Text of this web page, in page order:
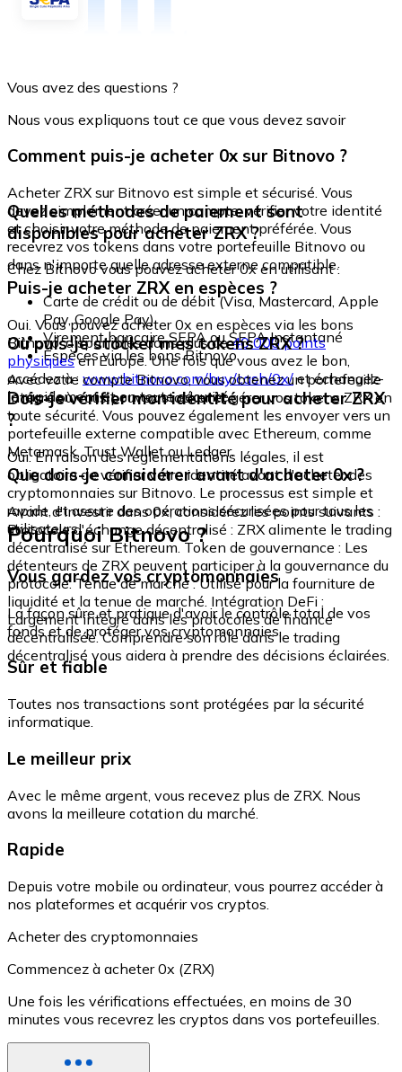
Vous avez des questions ?
Nous vous expliquons tout ce que vous devez savoir
Comment puis-je acheter 0x sur Bitnovo ?
Acheter ZRX sur Bitnovo est simple et sécurisé. Vous
devez simplement créer un compte, vérifier votre identité
et choisir votre méthode de paiement préférée. Vous
recevrez vos tokens dans votre portefeuille Bitnovo ou
dans n'importe quelle adresse externe compatible.
Quelles méthodes de paiement sont
disponibles pour acheter ZRX ?
Chez Bitnovo vous pouvez acheter 0x en utilisant :
Carte de crédit ou de débit (Visa, Mastercard, Apple
Pay, Google Pay)
Virement bancaire SEPA ou SEPA Instantané
Espèces via les bons Bitnovo
Puis-je acheter ZRX en espèces ?
Oui. Vous pouvez acheter 0x en espèces via les bons
Bitnovo, disponibles dans plus de40 000 points
physiquesen Europe. Une fois que vous avez le bon,
accédez à : www.bitnovo.com/buy/cash/0x/et échangez-
le rapidement et en toute sécurité.
Où puis-je stocker mes tokens ZRX ?
Avec votre compte Bitnovo, vous obtenez un portefeuille
intégré où vous pouvez stocker et gérer vos tokens ZRX en
toute sécurité. Vous pouvez également les envoyer vers un
portefeuille externe compatible avec Ethereum, comme
Metamask, Trust Wallet ou Ledger.
Dois-je vérifier mon identité pour acheter ZRX
?
Oui. En raison des réglementations légales, il est
obligatoire de vérifier votre identité avant d'acheter des
cryptomonnaies sur Bitnovo. Le processus est simple et
rapide, et assure des opérations sécurisées pour tous les
utilisateurs.
Que dois-je considérer avant d'acheter 0x ?
Avant d'investir dans 0x, considérez les points suivants :
Protocole d'échange décentralisé : ZRX alimente le trading
décentralisé sur Ethereum. Token de gouvernance : Les
détenteurs de ZRX peuvent participer à la gouvernance du
protocole. Tenue de marché : Utilisé pour la fourniture de
liquidité et la tenue de marché. Intégration DeFi :
Largement intégré dans les protocoles de finance
décentralisée. Comprendre son rôle dans le trading
décentralisé vous aidera à prendre des décisions éclairées.
Pourquoi Bitnovo ?
Vous gardez vos cryptomonnaies
La façon sûre et pratique d'avoir le contrôle total de vos
fonds et de protéger vos cryptomonnaies.
Sûr et fiable
Toutes nos transactions sont protégées par la sécurité
informatique.
Le meilleur prix
Avec le même argent, vous recevez plus de ZRX. Nous
avons la meilleure cotation du marché.
Rapide
Depuis votre mobile ou ordinateur, vous pourrez accéder à
nos plateformes et acquérir vos cryptos.
Acheter des cryptomonnaies
Commencez à acheter 0x (ZRX)
Une fois les vérifications effectuées, en moins de 30
minutes vous recevrez les cryptos dans vos portefeuilles.